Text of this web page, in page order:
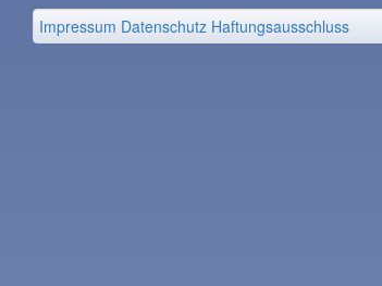
Impressum Datenschutz Haftungsausschluss